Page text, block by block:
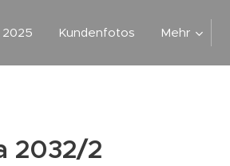
2025 Kundenfotos Mehr
2032/2